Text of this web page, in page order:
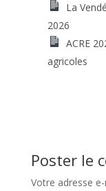
La
2026
ACRE
agricoles
Poster le
Votre adresse